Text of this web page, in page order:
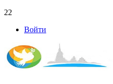
22
Войти